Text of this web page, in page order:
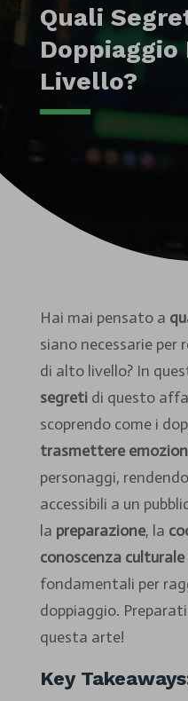
Quali
Doppiaggio
Livello?
Hai mai pensato a
siano necessarie per
di alto livello? In
segretidi questo
scoprendo come i
trasmettere
personaggi,
accessibili a un
la preparazione, la
conoscenza culturale
fondamentali per
doppiaggio.
questa arte!
Key